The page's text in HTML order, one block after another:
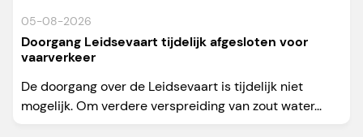
05-08-2026
Doorgang Leidsevaart tijdelijk afgesloten voor
vaarverkeer
De doorgang over de Leidsevaart is tijdelijk niet
mogelijk. Om verdere verspreiding van zout water...